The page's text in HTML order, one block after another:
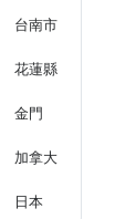
台南市
花蓮縣
金門
加拿大
日本